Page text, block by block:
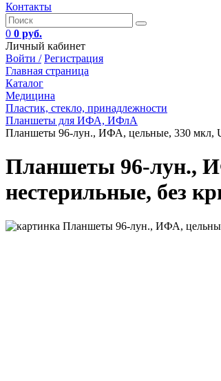
Контакты
0 0 руб.
Личный кабинет
Войти / Регистрация
Главная страница
Каталог
Медицина
Пластик, стекло, принадлежности
Планшеты для ИФА, ИФлА
Планшеты 96-лун., ИФА, цельные, 330 мкл,
Планшеты 96-лун.,
нестерильные, без